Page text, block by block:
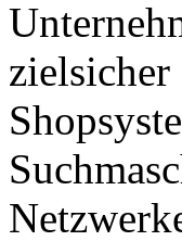
zielsicher